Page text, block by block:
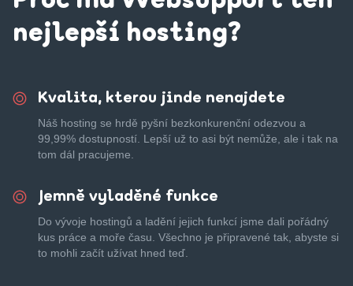
nejlepší hosting?
Kvalita, kterou jinde nenajdete
Náš hosting se hrdě pyšní bezkonkurenční odezvou a
99,99% dostupností. Lepší už to asi být nemůže, ale i tak na
tom dál pracujeme.
Jemně vyladěné funkce
Do vývoje hostingů a ladění jejich funkcí jsme dali pořádný
kus práce a moře času. Všechno je připravené tak, abyste si
to mohli začít užívat hned teď.